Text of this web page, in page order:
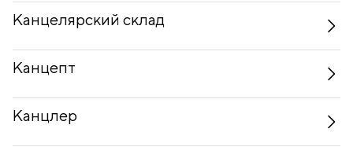
Канцелярский склад
Канцепт
Канцлер